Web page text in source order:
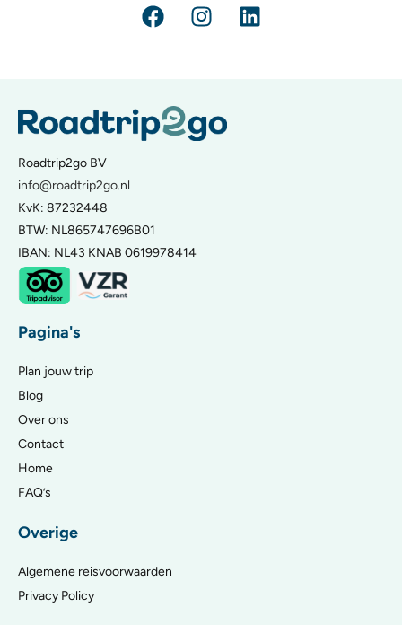
Roadtrip2go BV
info@roadtrip2go.nl
KvK: 87232448
BTW: NL865747696B01
IBAN: NL43 KNAB 0619978414
Pagina's
Plan jouw trip
Blog
Over ons
Contact
Home
FAQ’s
Overige
Algemene reisvoorwaarden
Privacy Policy